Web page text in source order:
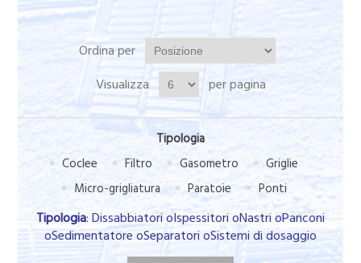
Ordina per
Visualizza
per pagina
Tipologia
Coclee
Filtro Gasometro
Griglie
Micro-grigliatura
Paratoie Ponti
Tipologia: Dissabbiatori oIspessitori oNastri oPanconi
oSedimentatore oSeparatori oSistemi di dosaggio